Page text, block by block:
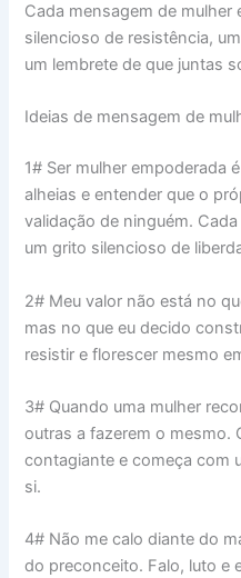
Cada mensagem de mulher
silencioso de resistência,
um lembrete de que juntas
Ideias de mensagem de
1# Ser mulher empoderada
alheias e entender que o
validação de ninguém.
um grito silencioso de
2# Meu valor não está no
mas no que eu decido
resistir e florescer mesmo
3# Quando uma mulher
outras a fazerem o mesmo.
contagiante e começa com
si.
4# Não me calo diante do
do preconceito. Falo, luto e